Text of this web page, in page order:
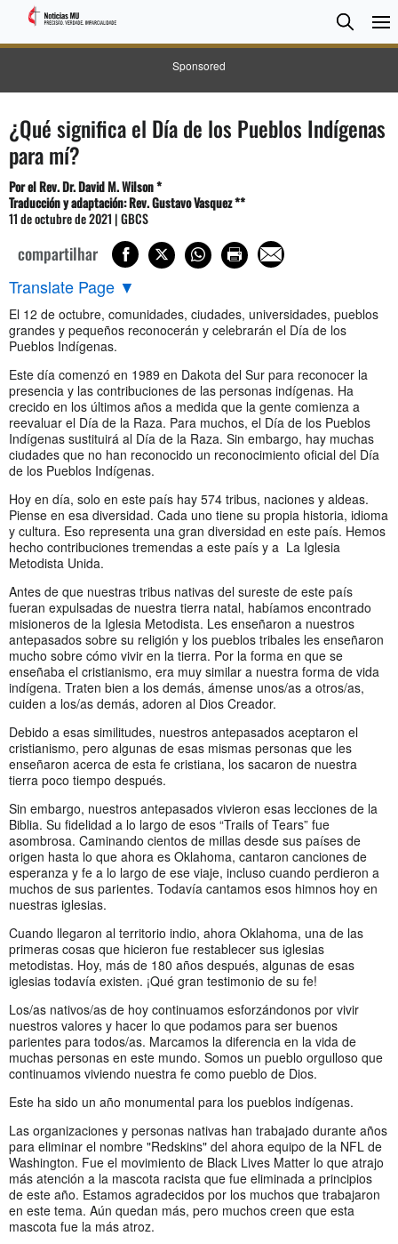
Sponsored
Search
¿Qué significa el Día de los Pueblos Indígenas
para mí?
Por el Rev. Dr. David M. Wilson *
Traducción y adaptación: Rev. Gustavo Vasquez **
11 de octubre de 2021 | GBCS
compartilhar
Translate Page ▼
El 12 de octubre, comunidades, ciudades, universidades, pueblos
grandes y pequeños reconocerán y celebrarán el Día de los
Pueblos Indígenas.
Este día comenzó en 1989 en Dakota del Sur para reconocer la
presencia y las contribuciones de las personas indígenas. Ha
crecido en los últimos años a medida que la gente comienza a
reevaluar el Día de la Raza. Para muchos, el Día de los Pueblos
Indígenas sustituirá al Día de la Raza. Sin embargo, hay muchas
ciudades que no han reconocido un reconocimiento oficial del Día
de los Pueblos Indígenas.
Hoy en día, solo en este país hay 574 tribus, naciones y aldeas.
Piense en esa diversidad. Cada uno tiene su propia historia, idioma
y cultura. Eso representa una gran diversidad en este país. Hemos
hecho contribuciones tremendas a este país y a La Iglesia
Metodista Unida.
Antes de que nuestras tribus nativas del sureste de este país
fueran expulsadas de nuestra tierra natal, habíamos encontrado
misioneros de la Iglesia Metodista. Les enseñaron a nuestros
antepasados sobre su religión y los pueblos tribales les enseñaron
mucho sobre cómo vivir en la tierra. Por la forma en que se
enseñaba el cristianismo, era muy similar a nuestra forma de vida
indígena. Traten bien a los demás, ámense unos/as a otros/as,
cuiden a los/as demás, adoren al Dios Creador.
Debido a esas similitudes, nuestros antepasados aceptaron el
cristianismo, pero algunas de esas mismas personas que les
enseñaron acerca de esta fe cristiana, los sacaron de nuestra
tierra poco tiempo después.
Sin embargo, nuestros antepasados vivieron esas lecciones de la
Biblia. Su fidelidad a lo largo de esos “Trails of Tears” fue
asombrosa. Caminando cientos de millas desde sus países de
origen hasta lo que ahora es Oklahoma, cantaron canciones de
esperanza y fe a lo largo de ese viaje, incluso cuando perdieron a
muchos de sus parientes. Todavía cantamos esos himnos hoy en
nuestras iglesias.
Cuando llegaron al territorio indio, ahora Oklahoma, una de las
primeras cosas que hicieron fue restablecer sus iglesias
metodistas. Hoy, más de 180 años después, algunas de esas
iglesias todavía existen. ¡Qué gran testimonio de su fe!
Los/as nativos/as de hoy continuamos esforzándonos por vivir
nuestros valores y hacer lo que podamos para ser buenos
parientes para todos/as. Marcamos la diferencia en la vida de
muchas personas en este mundo. Somos un pueblo orgulloso que
continuamos viviendo nuestra fe como pueblo de Dios.
Este ha sido un año monumental para los pueblos indígenas.
Las organizaciones y personas nativas han trabajado durante años
para eliminar el nombre "Redskins" del ahora equipo de la NFL de
Washington. Fue el movimiento de Black Lives Matter lo que atrajo
más atención a la mascota racista que fue eliminada a principios
de este año. Estamos agradecidos por los muchos que trabajaron
en este tema. Aún quedan más, pero muchos creen que esta
mascota fue la más atroz.